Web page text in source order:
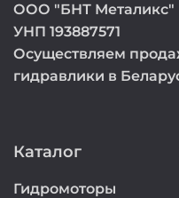
ООО "БНТ Металикс"
УНП 193887571
Осуществляем
гидравлики в
Каталог
Гидромоторы